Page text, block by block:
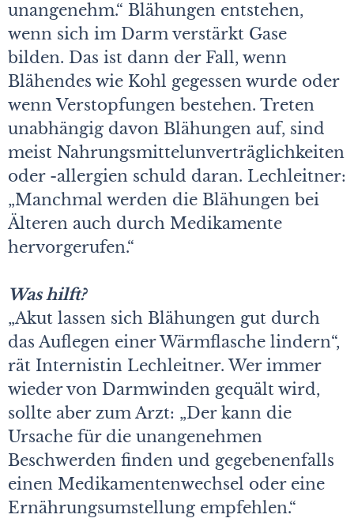
unangenehm.“ Blähungen entstehen,
wenn sich im Darm verstärkt Gase
bilden. Das ist dann der Fall, wenn
Blähendes wie Kohl gegessen wurde oder
wenn Verstopfungen bestehen. Treten
unabhängig davon Blähungen auf, sind
meist Nahrungsmittelunverträglichkeiten
oder -allergien schuld daran. Lechleitner:
„Manchmal werden die Blähungen bei
Älteren auch durch Medikamente
hervorgerufen.“
Was hilft?
„Akut lassen sich Blähungen gut durch
das Auflegen einer Wärmflasche lindern“,
rät Internistin Lechleitner. Wer immer
wieder von Darmwinden gequält wird,
sollte aber zum Arzt: „Der kann die
Ursache für die unangenehmen
Beschwerden finden und gegebenenfalls
einen Medikamentenwechsel oder eine
Ernährungsumstellung empfehlen.“